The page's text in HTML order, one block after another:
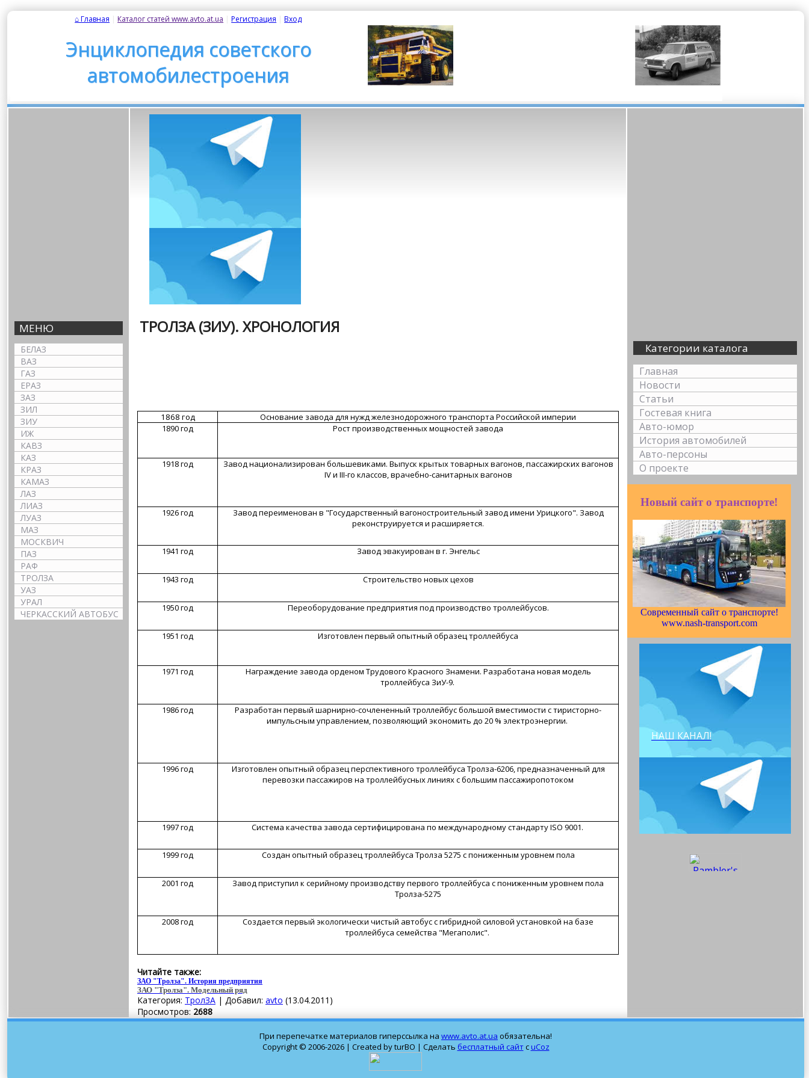
⌂ Главная Каталог статей www.avto.at.ua | Регистрация | Вход
Энциклопедия советского
автомобилестроения
МЕНЮ
БЕЛАЗ
ВАЗ
ГАЗ
ЕРАЗ
ЗАЗ
ЗИЛ
ЗИУ
ИЖ
КАВЗ
КАЗ
КРАЗ
КАМАЗ
ЛАЗ
ЛИАЗ
ЛУАЗ
МАЗ
МОСКВИЧ
ПАЗ
РАФ
ТРОЛЗА
УАЗ
УРАЛ
ЧЕРКАССКИЙ АВТОБУС
ТРОЛЗА (ЗИУ). ХРОНОЛОГИЯ
1868 год
Основание завода для нужд железнодорожного транспорта Российской империи
1890 год
Рост производственных мощностей завода
1918 год
Завод национализирован большевиками. Выпуск крытых товарных вагонов, пассажирских вагонов
IV и III-го классов, врачебно-санитарных вагонов
1926 год
Завод переименован в "Государственный вагоностроительный завод имени Урицкого". Завод
реконструируется и расширяется.
1941 год Завод эвакуирован в г. Энгельс
1943 год Строительство новых цехов
1950 год Переоборудование предприятия под производство троллейбусов.
1951 год Изготовлен первый опытный образец троллейбуса
1971 год
Награждение завода орденом Трудового Красного Знамени. Разработана новая модель
троллейбуса ЗиУ-9.
1986 год
Разработан первый шарнирно-сочлененный троллейбус большой вместимости с тиристорно-
импульсным управлением, позволяющий экономить до 20 % электроэнергии.
1996 год
Изготовлен опытный образец перспективного троллейбуса Тролза-6206, предназначенный для
перевозки пассажиров на троллейбусных линиях с большим пассажиропотоком
1997 год Система качества завода сертифицирована по международному стандарту ISО 9001.
1999 год Создан опытный образец троллейбуса Тролза 5275 с пониженным уровнем пола
2001 год
Завод приступил к серийному производству первого троллейбуса с пониженным уровнем пола
Тролза-5275
2008 год
Создается первый экологически чистый автобус с гибридной силовой установкой на базе
троллейбуса семейства "Мегаполис".
Читайте также:
ЗАО "Тролза". История предприятия
ЗАО "Тролза". Модельный ряд
Категория: ТролЗА | Добавил: avto (13.04.2011)
Просмотров: 2688
Категории каталога
Главная
Новости
Статьи
Гостевая книга
Авто-юмор
История автомобилей
Авто-персоны
О проекте
Новый сайт о транспорте!
Современный сайт о транспорте!
www.nash-transport.com
НАШ КАНАЛ!
При перепечатке материалов гиперссылка на www.avto.at.ua обязательна!
Copyright © 2006-2026 | Created by turBO | Сделать бесплатный сайтс uCoz